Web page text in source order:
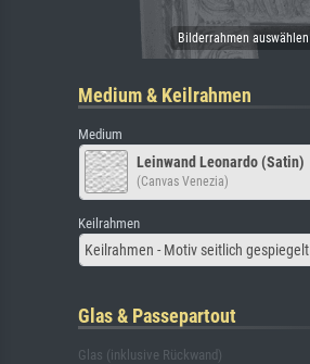
Medium & Keilrahmen
Medium
Leinwand Leonardo (Satin)
(Canvas Venezia)
Keilrahmen
Keilrahmen - Motiv seitlich gespiegelt
Glas & Passepartout
Glas (inklusive Rückwand)